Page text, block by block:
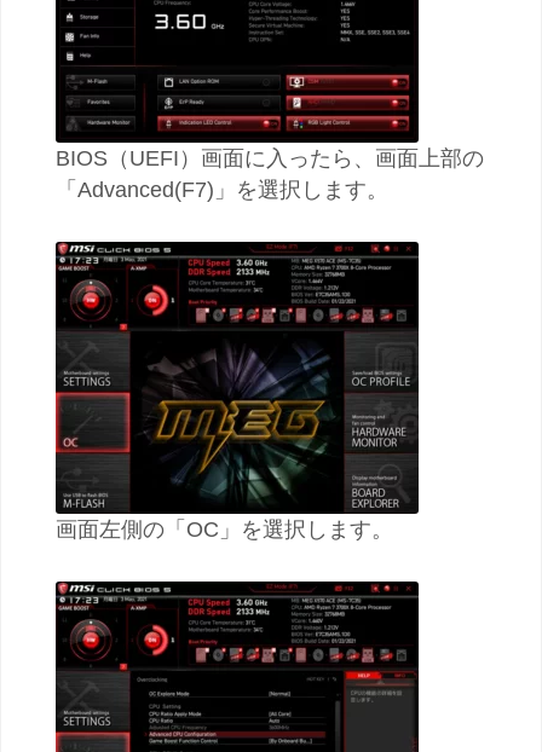
BIOS（UEFI）画面に入ったら、画面上部の
「Advanced(F7)」を選択します。
画面左側の「OC」を選択します。